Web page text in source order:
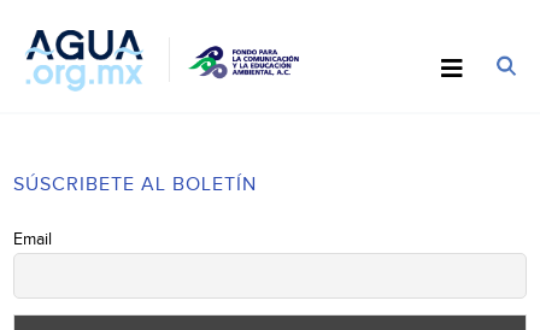
SÚSCRIBETE AL BOLETÍN
Email